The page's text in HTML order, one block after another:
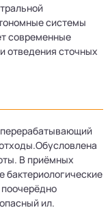
системы
современные
отведения сточных
В приёмных
бактериологические
ил.